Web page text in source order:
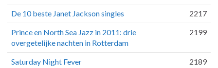
De 10 beste Janet Jackson singles 2217
Prince en North Sea Jazz in 2011: drie
overgetelijke nachten in Rotterdam
2199
Saturday Night Fever 2189